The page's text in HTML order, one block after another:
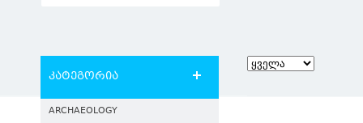
კატეგორია
ARCHAEOLOGY